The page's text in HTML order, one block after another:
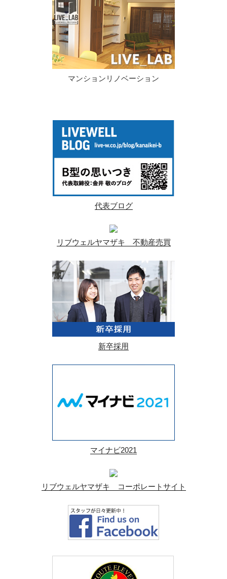
マンションリノベーション
代表ブログ
リブウェルヤマザキ 不動産売買
新卒採用
マイナビ2021
リブウェルヤマザキ コーポレートサイト